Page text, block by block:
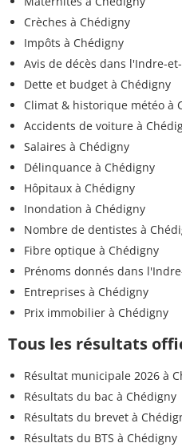
Crèches à Chédigny
Impôts à Chédigny
Avis de décès dans l'Indre-
Dette et budget à Chédigny
Climat & historique météo à
Accidents de voiture à
Salaires à Chédigny
Délinquance à Chédigny
Hôpitaux à Chédigny
Inondation à Chédigny
Nombre de dentistes à
Fibre optique à Chédigny
Prénoms donnés dans
Entreprises à Chédigny
Prix immobilier à Chédigny
Tous les résultats
Résultat municipale 2026 à
Résultats du bac à Chédigny
Résultats du brevet à
Résultats du BTS à Chédigny